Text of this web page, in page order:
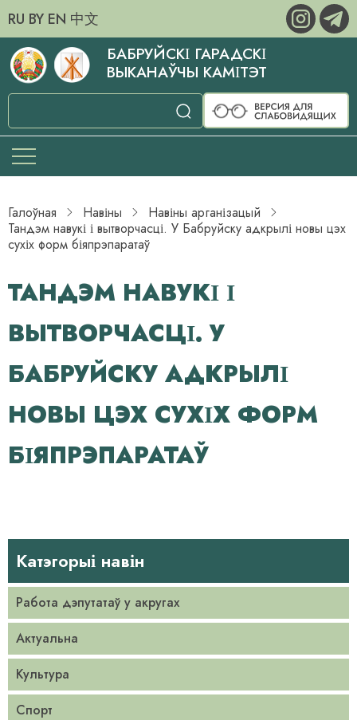
RU BY EN 中文
БАБРУЙСКІ ГАРАДСКІ
ВЫКАНАЎЧЫ КАМІТЭТ
Галоўная Навіны
Навіны арганізацый
Тандэм навукі і вытворчасці. У Бабруйску адкрылі новы цэх
сухіх форм біяпрэпаратаў
ТАНДЭМ НАВУКІ І
ВЫТВОРЧАСЦІ. У
БАБРУЙСКУ АДКРЫЛІ
НОВЫ ЦЭХ СУХІХ ФОРМ
БІЯПРЭПАРАТАЎ
Катэгорыі навін
Работа дэпутатаў у акругах
Актуальна
Культура
Спорт